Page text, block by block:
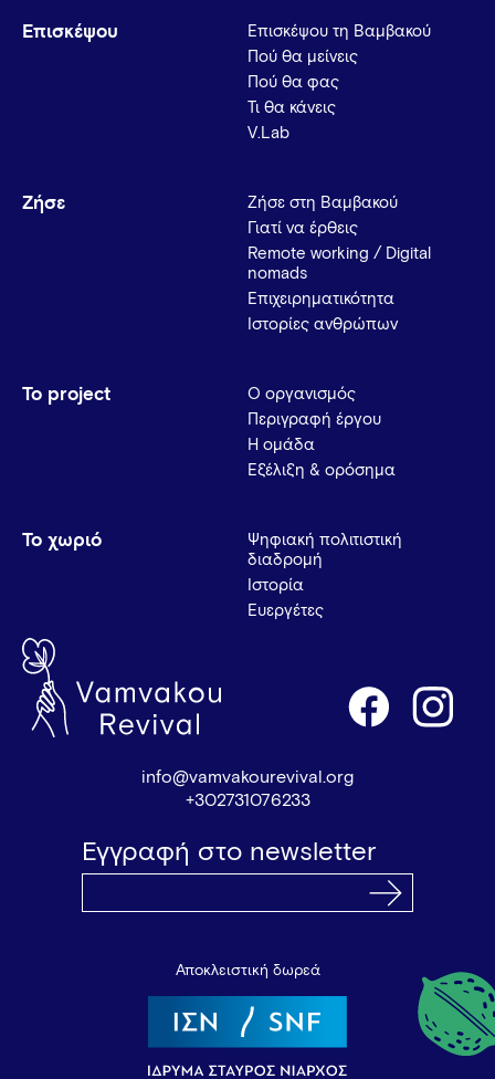
Επισκέψου
Επισκέψου τη Βαμβακού
Πού θα μείνεις
Πού θα φας
Τι θα κάνεις
V.Lab
Ζήσε
Ζήσε στη Βαμβακού
Γιατί να έρθεις
Remote working / Digital
nomads
Επιχειρηματικότητα
Ιστορίες ανθρώπων
Το project
Ο οργανισμός
Περιγραφή έργου
Η ομάδα
Εξέλιξη & ορόσημα
Το χωριό
Ψηφιακή πολιτιστική
διαδρομή
Ιστορία
Ευεργέτες
info@vamvakourevival.org
+302731076233
Εγγραφή στο newsletter
Αποκλειστική δωρεά